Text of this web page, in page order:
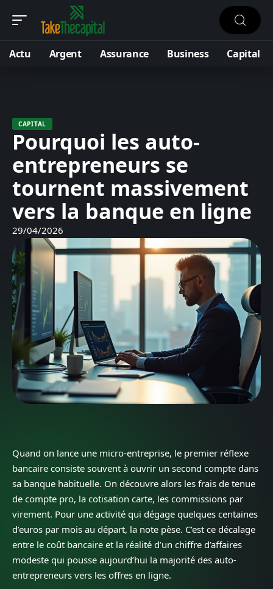
Actu Argent Assurance Business Capital
CAPITAL
Pourquoi les auto-
entrepreneurs se
tournent massivement
vers la banque en ligne
29/04/2026
Quand on lance une micro-entreprise, le premier réflexe
bancaire consiste souvent à ouvrir un second compte dans
sa banque habituelle. On découvre alors les frais de tenue
de compte pro, la cotisation carte, les commissions par
virement. Pour une activité qui dégage quelques centaines
d’euros par mois au départ, la note pèse. C’est ce décalage
entre le coût bancaire et la réalité d’un chiffre d’affaires
modeste qui pousse aujourd’hui la majorité des auto-
entrepreneurs vers les offres en ligne.